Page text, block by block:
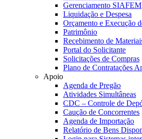
Gerenciamento SIAFEM
Liquidação e Despesa
Orçamento e Execução
Patrimônio
Recebimento de
Portal do Solicitante
Solicitações de Compras
Plano de Contratações
Apoio
Agenda de Pregão
Atividades Simultâneas
CDC – Controle de
Caução de Concorrentes
Agenda de Importação
Relatório de Bens